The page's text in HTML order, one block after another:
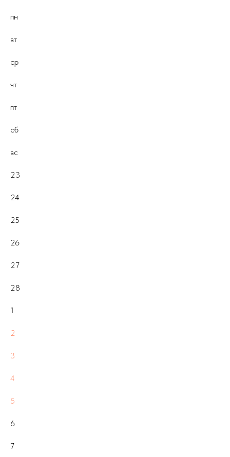
пн
вт
ср
чт
пт
сб
вс
23
24
25
26
27
28
1
2
3
4
5
6
7